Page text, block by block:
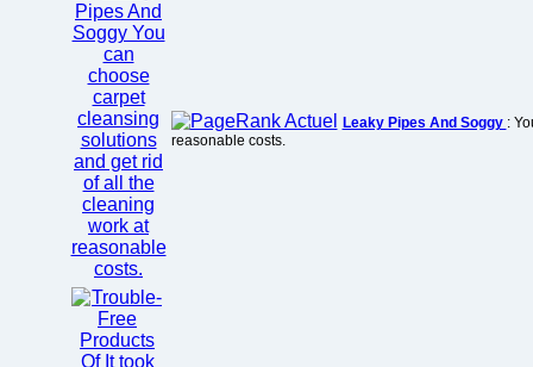
Leaky Pipes And Soggy :
reasonable costs.